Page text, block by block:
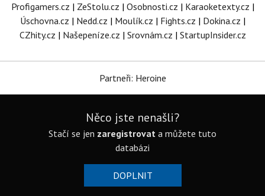
Profigamers.cz | ZeStolu.cz | Osobnosti.cz | Karaoketexty.cz |
Úschovna.cz | Nedd.cz | Moulík.cz | Fights.cz | Dokina.cz |
CZhity.cz | Našepeníze.cz | Srovnám.cz | StartupInsider.cz
Partneři: Heroine
Něco jste nenašli?
Stačí se jen zaregistrovat a můžete tuto
databázi
DOPLNIT